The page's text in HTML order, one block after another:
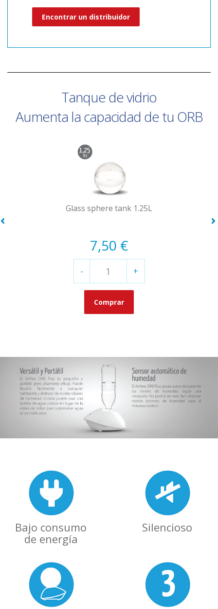
Encontrar un distribuidor
Tanque de vidrio
Aumenta la capacidad de tu ORB
Glass sphere tank 1.25L
7,50 €
- +
Comprar
Bajo consumo
de energía
Silencioso